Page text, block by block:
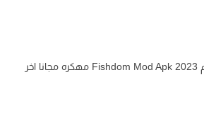
تحميل لعبة فيشدوم Fishdom Mod Apk 2023 مهكره مجانا اخر